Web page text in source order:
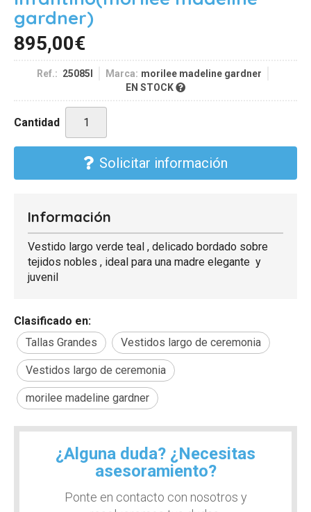
gardner)
895,00€
Ref.: 25085l Marca: morilee madeline gardner
EN STOCK
Cantidad
Solicitar información
Información
Vestido largo verde teal , delicado bordado sobre
tejidos nobles , ideal para una madre elegante y
juvenil
Clasificado en:
Tallas Grandes
Vestidos largo de ceremonia
Vestidos largo de ceremonia
morilee madeline gardner
¿Alguna duda? ¿Necesitas
asesoramiento?
Ponte en contacto con nosotros y